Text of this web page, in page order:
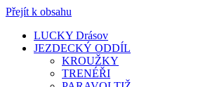
Přejít k obsahu
LUCKY Drásov
JEZDECKÝ ODDÍL
KROUŽKY
TRENÉŘI